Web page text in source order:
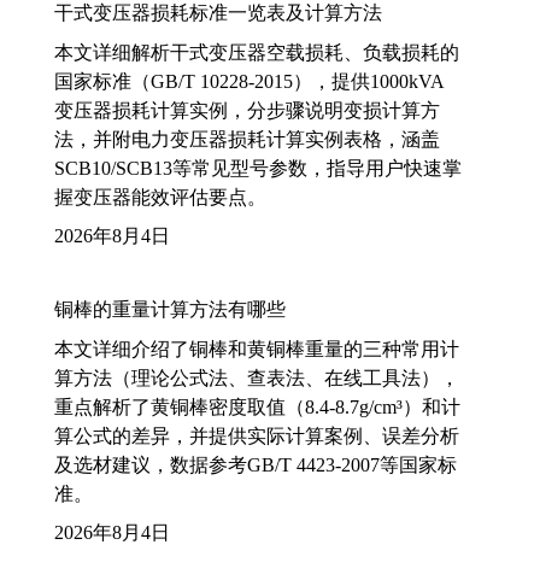
干式变压器损耗标准一览表及计算方法
本文详细解析干式变压器空载损耗、负载损耗的
国家标准（GB/T 10228-2015），提供1000kVA
变压器损耗计算实例，分步骤说明变损计算方
法，并附电力变压器损耗计算实例表格，涵盖
SCB10/SCB13等常见型号参数，指导用户快速掌
握变压器能效评估要点。
2026年8月4日
铜棒的重量计算方法有哪些
本文详细介绍了铜棒和黄铜棒重量的三种常用计
算方法（理论公式法、查表法、在线工具法），
重点解析了黄铜棒密度取值（8.4-8.7g/cm³）和计
算公式的差异，并提供实际计算案例、误差分析
及选材建议，数据参考GB/T 4423-2007等国家标
准。
2026年8月4日